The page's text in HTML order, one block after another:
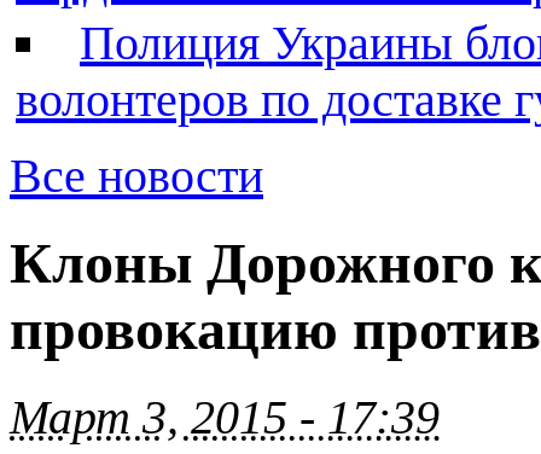
Полиция Украины
волонтеров по
Все новости
Клоны Дорожного
провокацию
Март 3, 2015 - 17:39